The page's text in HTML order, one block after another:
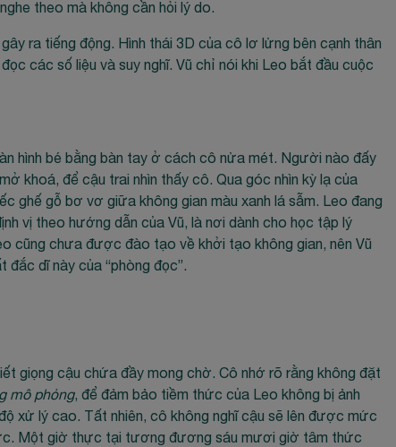
theo mà không cần hỏi lý do.
ra tiếng động. Hình thái 3D của cô lơ lửng bên cạnh thân
các số liệu và suy nghĩ. Vũ chỉ nói khi Leo bắt đầu cuộc
hình bé bằng bàn tay ở cách cô nửa mét. Người nào đấy
khoá, để cậu trai nhìn thấy cô. Qua góc nhìn kỳ lạ của
ghế gỗ bơ vơ giữa không gian màu xanh lá sẫm. Leo đang
vị theo hướng dẫn của Vũ, là nơi dành cho học tập lý
cũng chưa được đào tạo về khởi tạo không gian, nên Vũ
đắc dĩ này của “phòng đọc”.
giọng cậu chứa đầy mong chờ. Cô nhớ rõ rằng không đặt
mô phỏng, để đảm bảo tiềm thức của Leo không bị ảnh
xử lý cao. Tất nhiên, cô không nghĩ cậu sẽ lên được mức
Một giờ thực tại tương đương sáu mươi giờ tâm thức